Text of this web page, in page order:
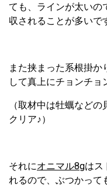
ても、ラインが太いの
収されることが多いで
また挟まった系根掛
して真上にチョンチョ
（取材中は牡蠣など
クリア♪）
それにオニマル8gはス
れるので、ぶつかって